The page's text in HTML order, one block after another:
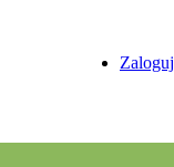
Zaloguj